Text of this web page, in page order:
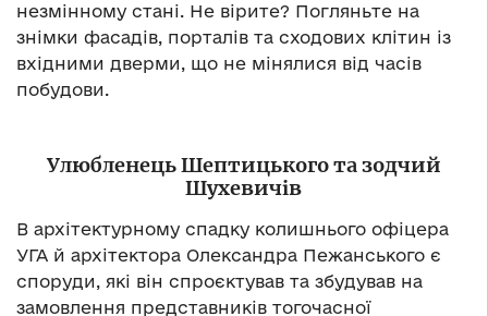
незмінному стані. Не вірите? Погляньте на
знімки фасадів, порталів та сходових клітин із
вхідними дверми, що не мінялися від часів
побудови.
Улюбленець Шептицького та зодчий
Шухевичів
В архітектурному спадку колишнього офіцера
УГА й архітектора Олександра Пежанського є
споруди, які він спроєктував та збудував на
замовлення представників тогочасної